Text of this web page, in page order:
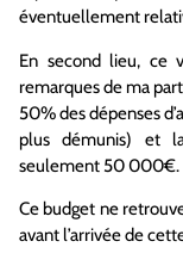
éventuellement
En second lieu, ce
remarques de ma
50% des dépenses
plus démunis) et
seulement 50 000€.
Ce budget ne
avant l’arrivée de